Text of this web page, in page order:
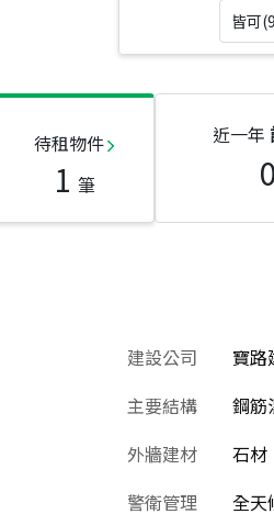
皆可
待租物件
1 筆
近一年
0
建設公司
寶路
主要結構
鋼筋
外牆建材
石材
警衛管理
全天